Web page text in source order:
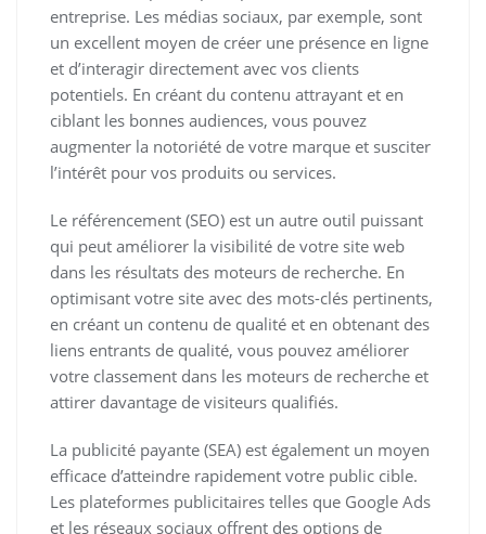
entreprise. Les médias sociaux, par exemple, sont
un excellent moyen de créer une présence en ligne
et d’interagir directement avec vos clients
potentiels. En créant du contenu attrayant et en
ciblant les bonnes audiences, vous pouvez
augmenter la notoriété de votre marque et susciter
l’intérêt pour vos produits ou services.
Le référencement (SEO) est un autre outil puissant
qui peut améliorer la visibilité de votre site web
dans les résultats des moteurs de recherche. En
optimisant votre site avec des mots-clés pertinents,
en créant un contenu de qualité et en obtenant des
liens entrants de qualité, vous pouvez améliorer
votre classement dans les moteurs de recherche et
attirer davantage de visiteurs qualifiés.
La publicité payante (SEA) est également un moyen
efficace d’atteindre rapidement votre public cible.
Les plateformes publicitaires telles que Google Ads
et les réseaux sociaux offrent des options de